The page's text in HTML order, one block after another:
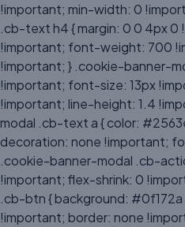
!important; min-width: 0
.cb-text h4 { margin: 0 0 4px
!important; font-weight: 700
!important; } .cookie-banner-
!important; font-size: 13px
!important; line-height: 1.4
modal .cb-text a { color:
decoration: none !important;
.cookie-banner-modal .cb-
!important; flex-shrink: 0
.cb-btn { background:
!important; border: none